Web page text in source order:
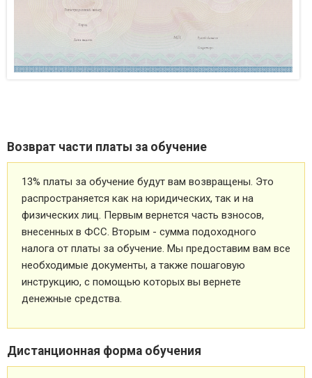
Возврат части платы за обучение
13% платы за обучение будут вам возвращены. Это
распространяется как на юридических, так и на
физических лиц. Первым вернется часть взносов,
внесенных в ФСС. Вторым - сумма подоходного
налога от платы за обучение. Мы предоставим вам все
необходимые документы, а также пошаговую
инструкцию, с помощью которых вы вернете
денежные средства.
Дистанционная форма обучения